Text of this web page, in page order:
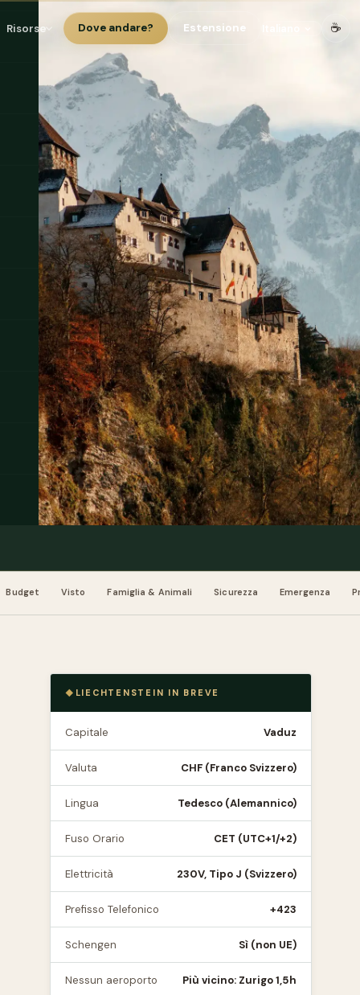
Risorse Dove andare? Estensione ☕
Budget Visto Famiglia & Animali Sicurezza Emergenza
LIECHTENSTEIN IN BREVE
Capitale Vaduz
Valuta CHF (Franco Svizzero)
Lingua Tedesco (Alemannico)
Fuso Orario CET (UTC+1/+2)
Elettricità 230V, Tipo J (Svizzero)
Prefisso Telefonico +423
Schengen Sì (non UE)
Nessun aeroporto Più vicino: Zurigo 1,5h